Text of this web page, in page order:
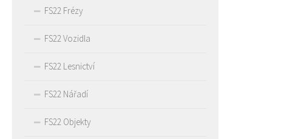
FS22 Frézy
FS22 Vozidla
FS22 Lesnictví
FS22 Nářadí
FS22 Objekty